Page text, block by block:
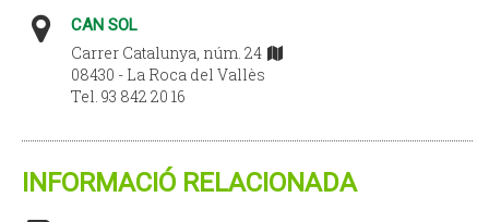
CAN SOL
Carrer Catalunya, núm. 24
08430 - La Roca del Vallès
Tel. 93 842 20 16
INFORMACIÓ RELACIONADA